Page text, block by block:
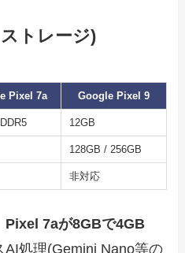
トレージ)
Pixel 7a Google Pixel 9
12GB
128GB / 256GB
非対応
Pixel 7aが8GBで4GB
AI処理(Gemini Nano等の